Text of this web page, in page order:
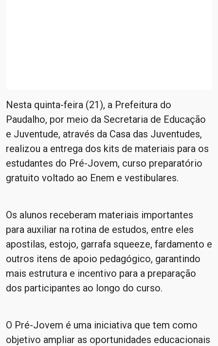
Nesta quinta-feira (21), a Prefeitura do
Paudalho, por meio da Secretaria de Educação
e Juventude, através da Casa das Juventudes,
realizou a entrega dos kits de materiais para os
estudantes do Pré-Jovem, curso preparatório
gratuito voltado ao Enem e vestibulares.
Os alunos receberam materiais importantes
para auxiliar na rotina de estudos, entre eles
apostilas, estojo, garrafa squeeze, fardamento e
outros itens de apoio pedagógico, garantindo
mais estrutura e incentivo para a preparação
dos participantes ao longo do curso.
O Pré-Jovem é uma iniciativa que tem como
objetivo ampliar as oportunidades educacionais